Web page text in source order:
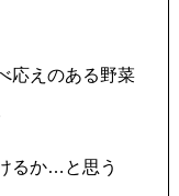
応えのある野菜
るか…と思う